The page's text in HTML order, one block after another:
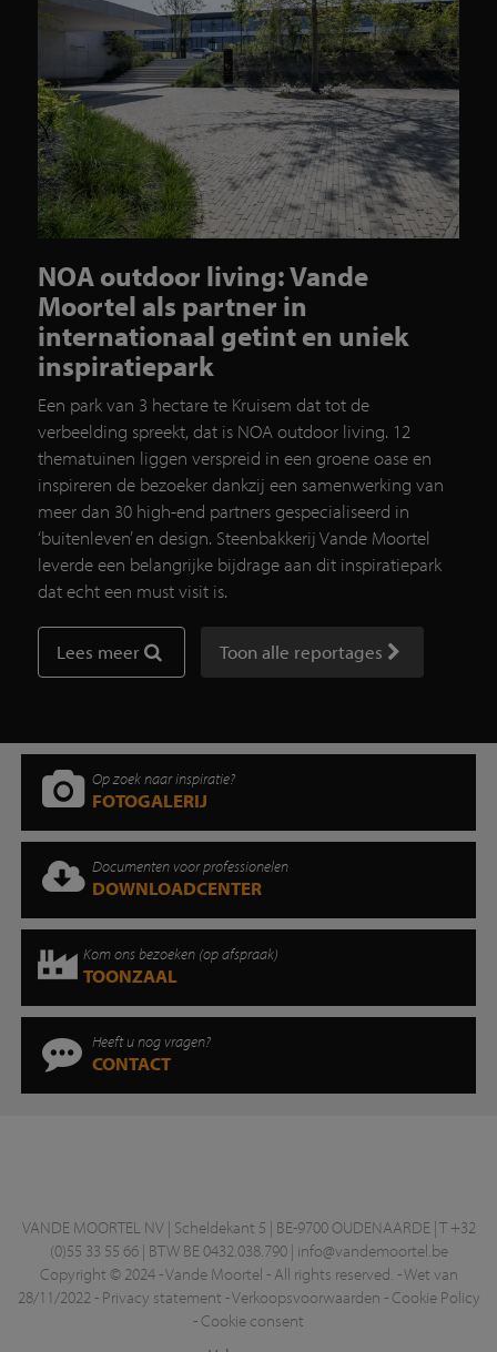
NOA outdoor living: Vande
Moortel als partner in
internationaal getint en uniek
inspiratiepark
Een park van 3 hectare te Kruisem dat tot de
verbeelding spreekt, dat is NOA outdoor living. 12
thematuinen liggen verspreid in een groene oase en
inspireren de bezoeker dankzij een samenwerking van
meer dan 30 high-end partners gespecialiseerd in
‘buitenleven’ en design. Steenbakkerij Vande Moortel
leverde een belangrijke bijdrage aan dit inspiratiepark
dat echt een must visit is.
Lees meer Toon alle reportages
Op zoek naar inspiratie?
FOTOGALERIJ
Documenten voor professionelen
DOWNLOADCENTER
Kom ons bezoeken (op afspraak)
TOONZAAL
Heeft u nog vragen?
CONTACT
VANDE MOORTEL NV | Scheldekant 5 | BE-9700 OUDENAARDE | T +32
(0)55 33 55 66 | BTW BE 0432.038.790 | info@vandemoortel.be
Copyright © 2024 - Vande Moortel - All rights reserved. -Wet van
28/11/2022- Privacy statement -Verkoopsvoorwaarden - Cookie Policy
- Cookie consent